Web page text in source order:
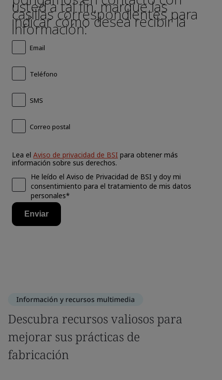
Información y recursos multimedia
Descubra recursos valiosos para
mejorar sus prácticas de
fabricación